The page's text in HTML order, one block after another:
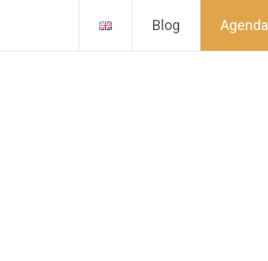
Blog Agenda